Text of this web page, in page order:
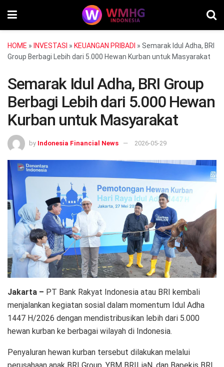
HOME » INVESTASI » KEUANGAN PRIBADI » Semarak Idul Adha, BRI
Group Berbagi Lebih dari 5.000 Hewan Kurban untuk Masyarakat
Semarak Idul Adha, BRI Group
Berbagi Lebih dari 5.000 Hewan
Kurban untuk Masyarakat
by Indonesia Financial News 2026-05-29
Jakarta – PT Bank Rakyat Indonesia atau BRI kembali
menjalankan kegiatan sosial dalam momentum Idul Adha
1447 H/2026 dengan mendistribusikan lebih dari 5.000
hewan kurban ke berbagai wilayah di Indonesia.
Penyaluran hewan kurban tersebut dilakukan melalui